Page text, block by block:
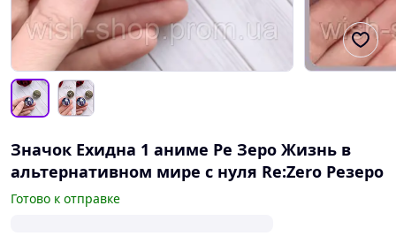
Значок Ехидна 1 аниме Ре Зеро Жизнь в
альтернативном мире с нуля Re:Zero Резеро
Готово к отправке